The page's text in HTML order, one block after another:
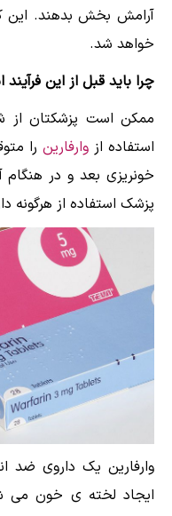
آرامش بخش بدهند. این
خواهد شد.
چرا باید قبل از این
ممکن است پزشکتان از
استفاده ازوارفارین را
خونریزی بعد و در هنگام
پزشک استفاده از هرگونه
وارفارین یک داروی ضد
ایجاد لخته ی خون می